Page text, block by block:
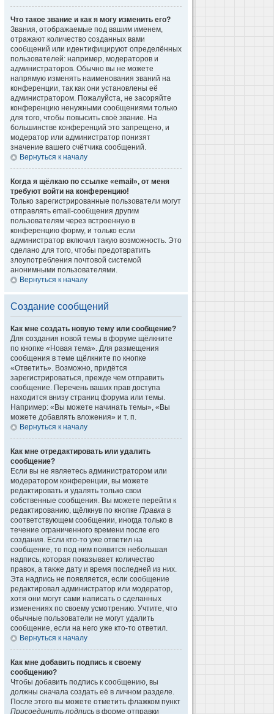
Что такое звание и как я могу изменить его?
Звания, отображаемые под вашим именем,
отражают количество созданных вами
сообщений или идентифицируют определённых
пользователей: например, модераторов и
администраторов. Обычно вы не можете
напрямую изменять наименования званий на
конференции, так как они установлены её
администратором. Пожалуйста, не засоряйте
конференцию ненужными сообщениями только
для того, чтобы повысить своё звание. На
большинстве конференций это запрещено, и
модератор или администратор понизят
значение вашего счётчика сообщений.
Вернуться к началу
Когда я щёлкаю по ссылке «email», от меня
требуют войти на конференцию!
Только зарегистрированные пользователи могут
отправлять email-сообщения другим
пользователям через встроенную в
конференцию форму, и только если
администратор включил такую возможность. Это
сделано для того, чтобы предотвратить
злоупотребления почтовой системой
анонимными пользователями.
Вернуться к началу
Создание сообщений
Как мне создать новую тему или сообщение?
Для создания новой темы в форуме щёлкните
по кнопке «Новая тема». Для размещения
сообщения в теме щёлкните по кнопке
«Ответить». Возможно, придётся
зарегистрироваться, прежде чем отправить
сообщение. Перечень ваших прав доступа
находится внизу страниц форума или темы.
Например: «Вы можете начинать темы», «Вы
можете добавлять вложения» и т. п.
Вернуться к началу
Как мне отредактировать или удалить
сообщение?
Если вы не являетесь администратором или
модератором конференции, вы можете
редактировать и удалять только свои
собственные сообщения. Вы можете перейти к
редактированию, щёлкнув по кнопке Правка в
соответствующем сообщении, иногда только в
течение ограниченного времени после его
создания. Если кто-то уже ответил на
сообщение, то под ним появится небольшая
надпись, которая показывает количество
правок, а также дату и время последней из них.
Эта надпись не появляется, если сообщение
редактировал администратор или модератор,
хотя они могут сами написать о сделанных
изменениях по своему усмотрению. Учтите, что
обычные пользователи не могут удалить
сообщение, если на него уже кто-то ответил.
Вернуться к началу
Как мне добавить подпись к своему
сообщению?
Чтобы добавить подпись к сообщению, вы
должны сначала создать её в личном разделе.
После этого вы можете отметить флажком пункт
Присоединить подпись в форме отправки